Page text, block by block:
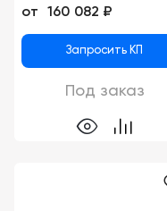
от 160 082 ₽
Запросить КП
Под заказ